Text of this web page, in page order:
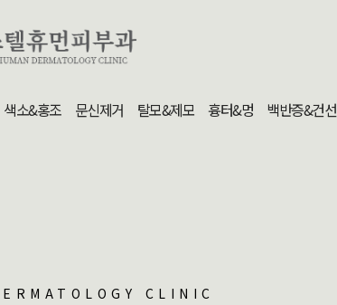
색소&홍조 문신제거 탈모&제모 흉터&멍 백반증&건선
CLINIC